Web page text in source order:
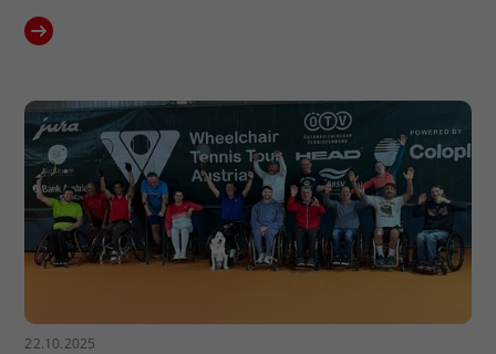
22.10.2025